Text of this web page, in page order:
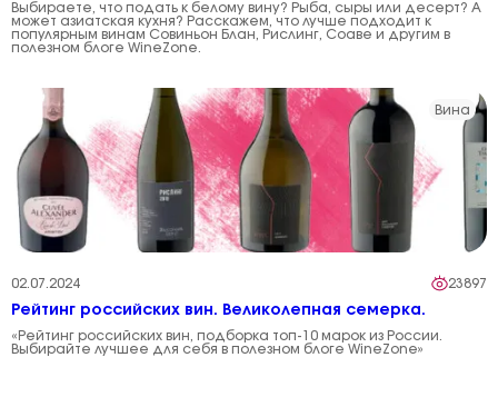
Выбираете, что подать к белому вину? Рыба, сыры или десерт? А
может азиатская кухня? Расскажем, что лучше подходит к
популярным винам Совиньон Блан, Рислинг, Соаве и другим в
полезном блоге WineZone.
Вина
02.07.2024 23897
Рейтинг российских вин. Великолепная семерка.
«Рейтинг российских вин, подборка топ-10 марок из России.
Выбирайте лучшее для себя в полезном блоге WineZone»